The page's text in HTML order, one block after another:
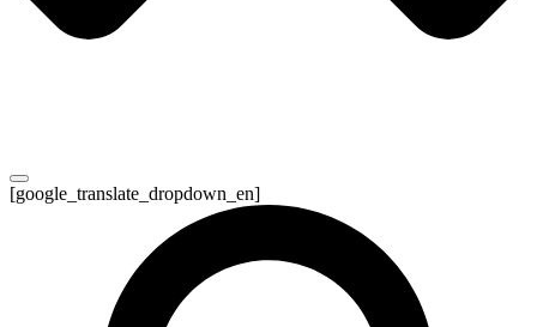
[google_translate_dropdown_en]